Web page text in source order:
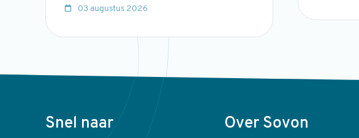
03 augustus 2026
Voet
Snel naar Over Sovon